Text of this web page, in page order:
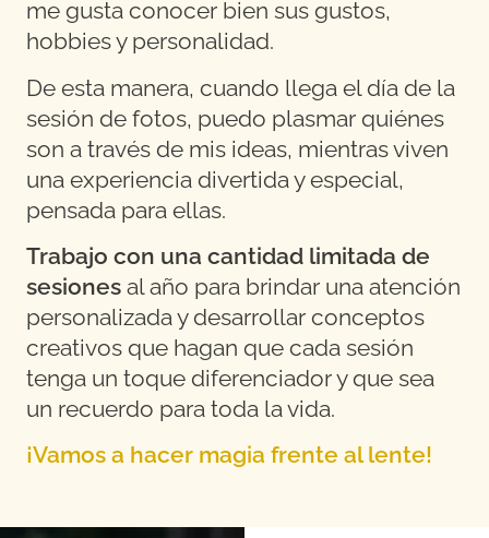
me gusta conocer bien sus gustos,
hobbies y personalidad.
De esta manera, cuando llega el día de la
sesión de fotos, puedo plasmar quiénes
son a través de mis ideas, mientras viven
una experiencia divertida y especial,
pensada para ellas.
Trabajo con una cantidad limitada de
sesiones al año para brindar una atención
personalizada y desarrollar conceptos
creativos que hagan que cada sesión
tenga un toque diferenciador y que sea
un recuerdo para toda la vida.
¡Vamos a hacer magia frente al lente!